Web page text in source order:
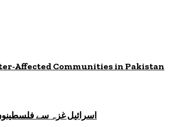
Affected Communities in Pakistan
اسرائیل غزہ سے